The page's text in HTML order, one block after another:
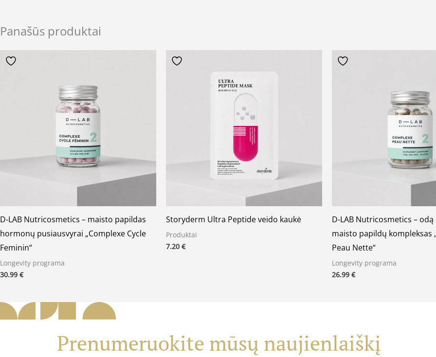
Panašūs produktai
D-LAB Nutricosmetics – maisto papildas
hormonų pusiausvyrai „Complexe Cycle
Feminin“
Longevity programa
30.99 €
Storyderm Ultra Peptide veido kaukė
Produktai
7.20 €
D-LAB Nutricosmetics –
maisto papildų kompleksas
Peau Nette“
Longevity programa
26.99 €
Prenumeruokite mūsų naujienlaiškį